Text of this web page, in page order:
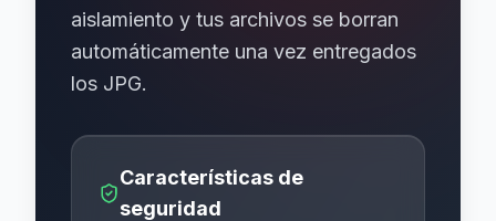
aislamiento y tus archivos se borran
automáticamente una vez entregados
los JPG.
Características de
seguridad